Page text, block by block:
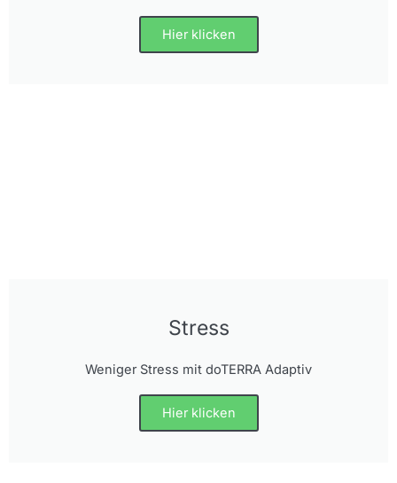
Hier klicken
Stress
Weniger Stress mit doTERRA Adaptiv
Hier klicken